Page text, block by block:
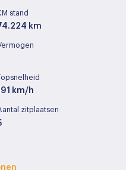
stand
km
km/h
zitplaatsen